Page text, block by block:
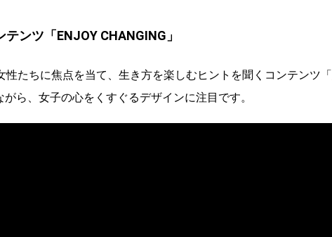
ンツ「ENJOY CHANGING」
たちに焦点を当て、生き方を楽しむヒントを聞くコンテンツ「
ら、女子の心をくすぐるデザインに注目です。